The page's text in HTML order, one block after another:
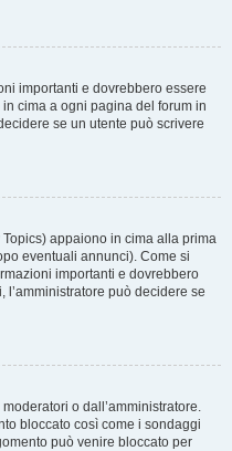
importanti e dovrebbero essere
cima a ogni pagina del forum in
se un utente può scrivere
appaiono in cima alla prima
eventuali annunci). Come si
importanti e dovrebbero
può decidere se
o dall’amministratore.
bloccato così come i sondaggi
può venire bloccato per